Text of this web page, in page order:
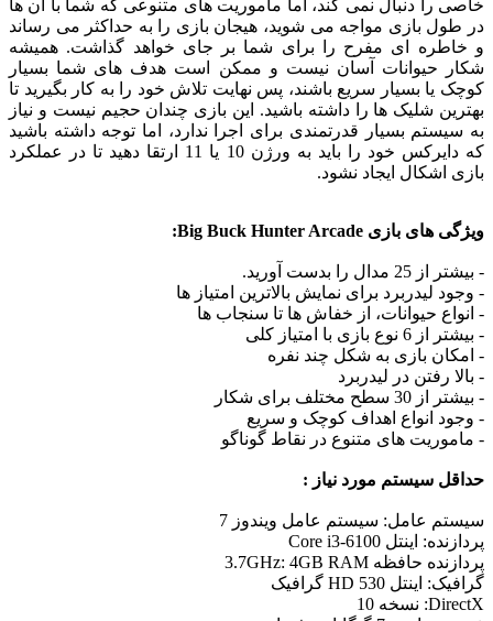
خاصی را دنبال نمی کند، اما ماموریت های متنوعی که شما با آن ها
در طول بازی مواجه می شوید، هیجان بازی را به حداکثر می رساند
و خاطره ای مفرح را برای شما بر جای خواهد گذاشت. همیشه
شکار حیوانات آسان نیست و ممکن است هدف های شما بسیار
کوچک یا بسیار سریع باشند، پس نهایت تلاش خود را به کار بگیرید تا
بهترین شلیک ها را داشته باشید. این بازی چندان حجیم نیست و نیاز
به سیستم بسیار قدرتمندی برای اجرا ندارد، اما توجه داشته باشید
که دایرکس خود را باید به ورژن 10 یا 11 ارتقا دهید تا در عملکرد
بازی اشکال ایجاد نشود.
ویژگی های بازی Big Buck Hunter Arcade:
- بیشتر از 25 مدال را بدست آورید.
- وجود لیدربرد برای نمایش بالاترین امتیاز ها
- انواع حیوانات، از خفاش ها تا سنجاب ها
- بیشتر از 6 نوع بازی با امتیاز کلی
- امکان بازی به شکل چند نفره
- بالا رفتن در لیدربرد
- بیشتر از 30 سطح مختلف برای شکار
- وجود انواع اهداف کوچک و سریع
- ماموریت های متنوع در نقاط گوناگو
حداقل سیستم مورد نیاز :
سیستم عامل: سیستم عامل ویندوز 7
پردازنده: اینتل Core i3-6100
پردازنده حافظه 3.7GHz: 4GB RAM
گرافیک: اینتل HD 530 گرافیک
DirectX: نسخه 10